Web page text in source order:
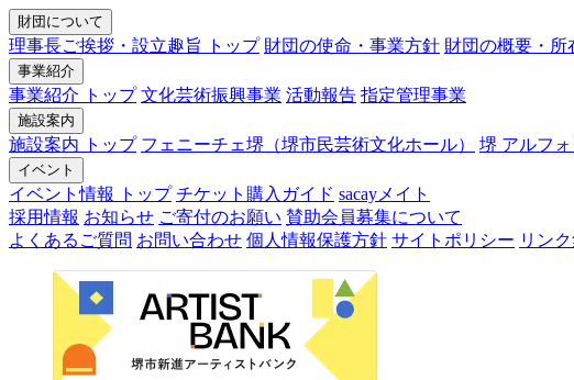
財団について
理事長ご挨拶・設立趣旨 トップ 財団の使命・事業方針 財団の概要・所
事業紹介
事業紹介 トップ 文化芸術振興事業 活動報告 指定管理事業
施設案内
施設案内 トップ フェニーチェ堺（堺市民芸術文化ホール） 堺 アルフ
イベント
イベント情報 トップ チケット購入ガイド sacayメイト
採用情報 お知らせ ご寄付のお願い 賛助会員募集について
よくあるご質問 お問い合わせ 個人情報保護方針 サイトポリシー リン